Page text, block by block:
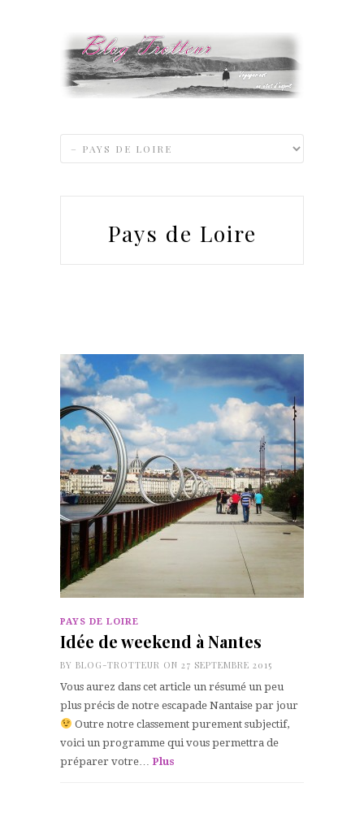
Pays de Loire
PAYS DE LOIRE
Idée de weekend à Nantes
BY BLOG-TROTTEUR ON 27 SEPTEMBRE 2015
Vous aurez dans cet article un résumé un peu
plus précis de notre escapade Nantaise par jour
Outre notre classement purement subjectif,
voici un programme qui vous permettra de
préparer votre… Plus